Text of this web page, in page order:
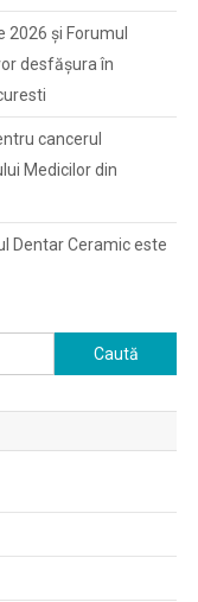
și Forumul
desfășura în
cancerul
Medicilor din
Dentar Ceramic este
Caută
după: